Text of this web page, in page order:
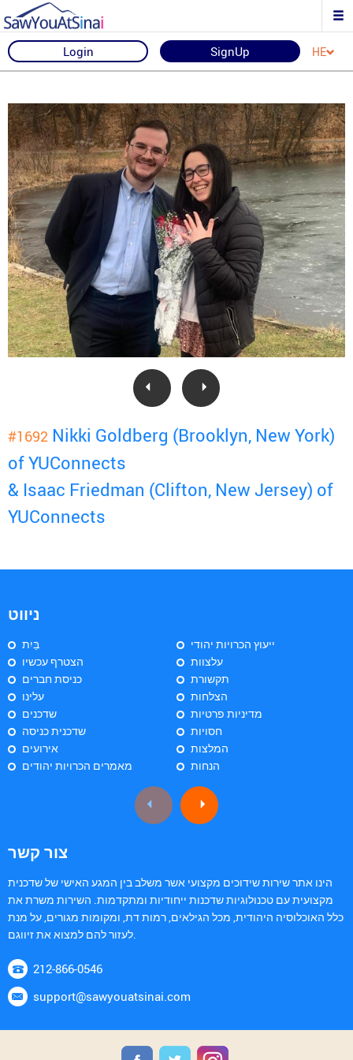
Login SignUp HE
#1692 Nikki Goldberg (Brooklyn, New York)
of YUConnects
& Isaac Friedman (Clifton, New Jersey) of
YUConnects
ניווט
בַּיִת
הצטרף עכשיו
כניסת חברים
עלינו
שדכנים
שדכנית כניסה
אירועים
מאמרים הכרויות יהודים
ייעוץ הכרויות יהודי
עלצוות
תקשורת
הצלחות
מדיניות פרטיות
חסויות
המלצות
הנחות
צור קשר
הינו אתר שירות שידוכים מקצועי אשר משלב בין המגע האישי של שדכנית
מקצועית עם טכנולוגיות שדכנות ייחודיות ומתקדמות. השירות משרת את
כלל האוכלוסיה היהודית, מכל הגילאים, רמות דת, ומקומות מגורים, על מנת
לעזור להם למצוא את זיווגם.
212-866-0546
support@sawyouatsinai.com